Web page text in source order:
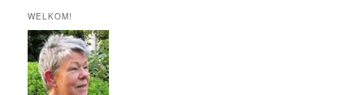
WELKOM!